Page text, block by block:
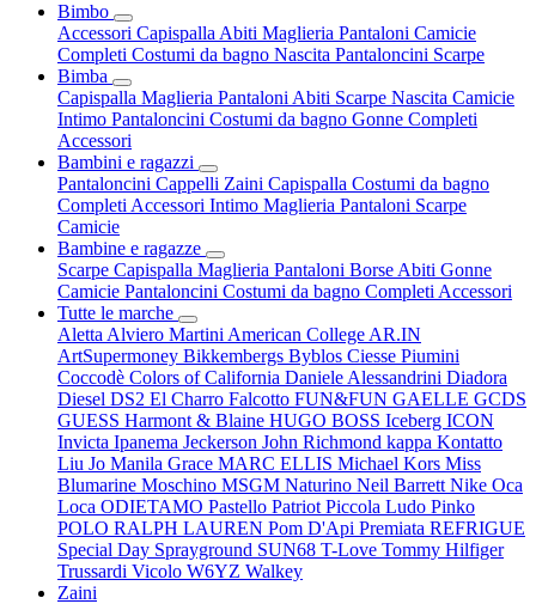
Bimbo
Accessori Capispalla Abiti Maglieria Pantaloni Camicie
Completi Costumi da bagno Nascita Pantaloncini Scarpe
Bimba
Capispalla Maglieria Pantaloni Abiti Scarpe Nascita Camicie
Intimo Pantaloncini Costumi da bagno Gonne Completi
Accessori
Bambini e ragazzi
Pantaloncini Cappelli Zaini Capispalla Costumi da bagno
Completi Accessori Intimo Maglieria Pantaloni Scarpe
Camicie
Bambine e ragazze
Scarpe Capispalla Maglieria Pantaloni Borse Abiti Gonne
Camicie Pantaloncini Costumi da bagno Completi Accessori
Tutte le marche
Aletta Alviero Martini American College AR.IN
ArtSupermoney Bikkembergs Byblos Ciesse Piumini
Coccodè Colors of California Daniele Alessandrini Diadora
Diesel DS2 El Charro Falcotto FUN&FUN GAELLE GCDS
GUESS Harmont & Blaine HUGO BOSS Iceberg ICON
Invicta Ipanema Jeckerson John Richmond kappa Kontatto
Liu Jo Manila Grace MARC ELLIS Michael Kors Miss
Blumarine Moschino MSGM Naturino Neil Barrett Nike Oca
Loca ODIETAMO Pastello Patriot Piccola Ludo Pinko
POLO RALPH LAUREN Pom D'Api Premiata REFRIGUE
Special Day Sprayground SUN68 T-Love Tommy Hilfiger
Trussardi Vicolo W6YZ Walkey
Zaini